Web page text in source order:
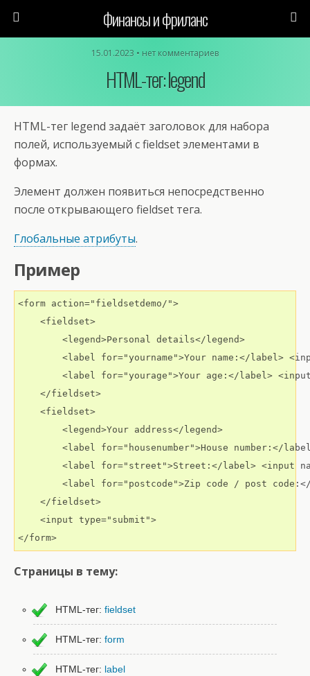
Финансы и фриланс
15.01.2023 • нет комментариев
HTML-тег: legend
HTML-тег legend задаёт заголовок для набора
полей, используемый с fieldset элементами в
формах.
Элемент должен появиться непосредственно
после открывающего fieldset тега.
Глобальные атрибуты.
Пример
<form action="fieldsetdemo/">
    <fieldset>
        <legend>Personal details</legend>
<label for="yourname">Your name:</label>
<label for="yourage">Your age:</label>
    </fieldset>
    <fieldset>
        <legend>Your address</legend>
<label for="housenumber">House number:</
<label for="street">Street:</label> <input
<label for="postcode">Zip code / post
    </fieldset>
    <input type="submit">
</form>
Страницы в тему:
HTML-тег:fieldset
HTML-тег:form
HTML-тег: label